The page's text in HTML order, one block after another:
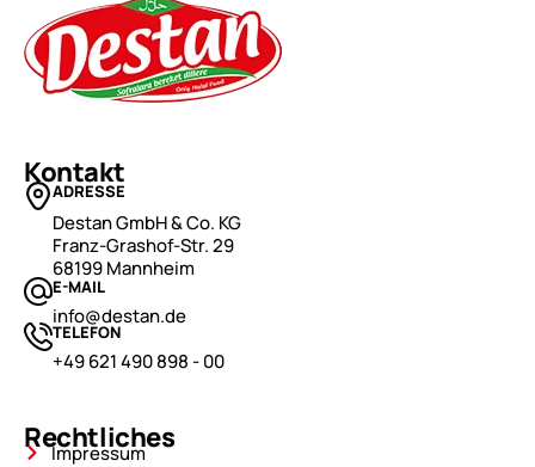
Kontakt
ADRESSE
Destan GmbH & Co. KG
Franz-Grashof-Str. 29
68199 Mannheim
E-MAIL
info@destan.de
TELEFON
+49 621 490 898 - 00
Rechtliches
Impressum